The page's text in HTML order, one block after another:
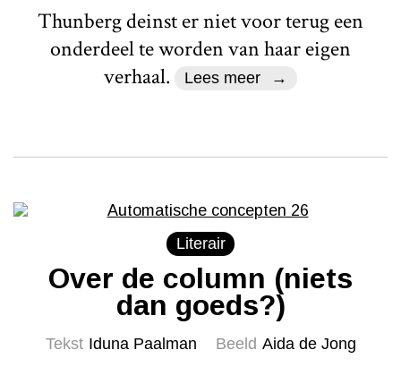
Thunberg deinst er niet voor terug een
onderdeel te worden van haar eigen
verhaal.
Lees meer
Literair
Over de column (niets
dan goeds?)
Tekst Iduna Paalman Beeld Aida de Jong